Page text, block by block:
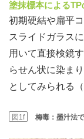
塗抹標本によるTP
初期硬結や扁平
スライドガラス
用いて直接検鏡
らせん状に染ま
としてみられる（
図1f 梅毒：墨汁法